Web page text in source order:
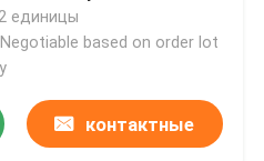
электрическая
зубная щетка
щетка для детей с
единицы
Negotiable based on order lot
контактные